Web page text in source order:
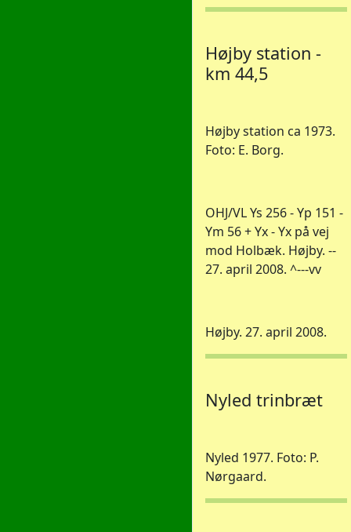
Højby station -
km 44,5
Højby station ca 1973.
Foto: E. Borg.
OHJ/VL Ys 256 - Yp 151 -
Ym 56 + Yx - Yx på vej
mod Holbæk. Højby. --
27. april 2008. ^---vv
Højby. 27. april 2008.
Nyled trinbræt
Nyled 1977. Foto: P.
Nørgaard.